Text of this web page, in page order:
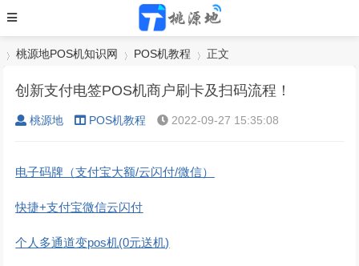
桃源地POS机知识网
›
POS机教程
›
正文
创新支付电签POS机商户刷卡及扫码流程！
桃源地 POS机教程 2022-09-27 15:35:08
电子码牌（支付宝大额/云闪付/微信）
快捷+支付宝微信云闪付
个人多通道变pos机(0元送机)